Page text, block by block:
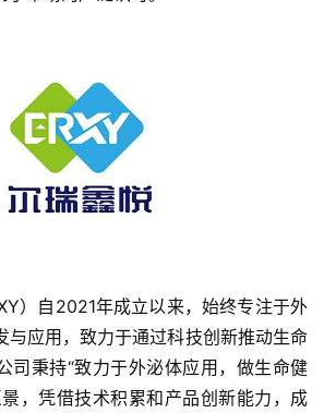
）自2021年成立以来，始终专注于外
与应用，致力于通过科技创新推动生命
司秉持“致力于外泌体应用，做生命健
，凭借技术积累和产品创新能力，成